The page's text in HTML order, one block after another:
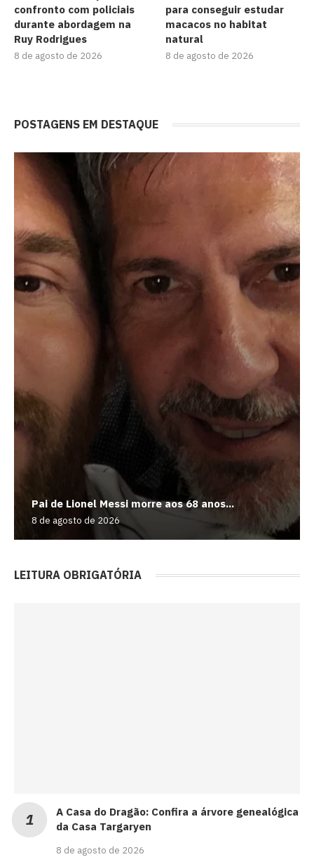
confronto com policiais
durante abordagem na
Ruy Rodrigues
8 de agosto de 2026
para conseguir estudar
macacos no habitat
natural
8 de agosto de 2026
POSTAGENS EM DESTAQUE
Pai de Lionel Messi morre aos 68 anos...
8 de agosto de 2026
LEITURA OBRIGATÓRIA
A Casa do Dragão: Confira a árvore genealógica
da Casa Targaryen
8 de agosto de 2026